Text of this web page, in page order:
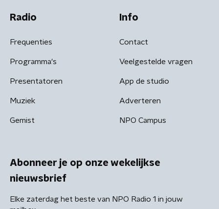
Radio
Frequenties
Programma's
Presentatoren
Muziek
Gemist
Info
Contact
Veelgestelde vragen
App de studio
Adverteren
NPO Campus
Abonneer je op onze wekelijkse
nieuwsbrief
Elke zaterdag het beste van NPO Radio 1 in jouw